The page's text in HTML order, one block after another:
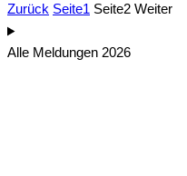
Zurück Seite1 Seite2 Weiter
Alle Meldungen 2026